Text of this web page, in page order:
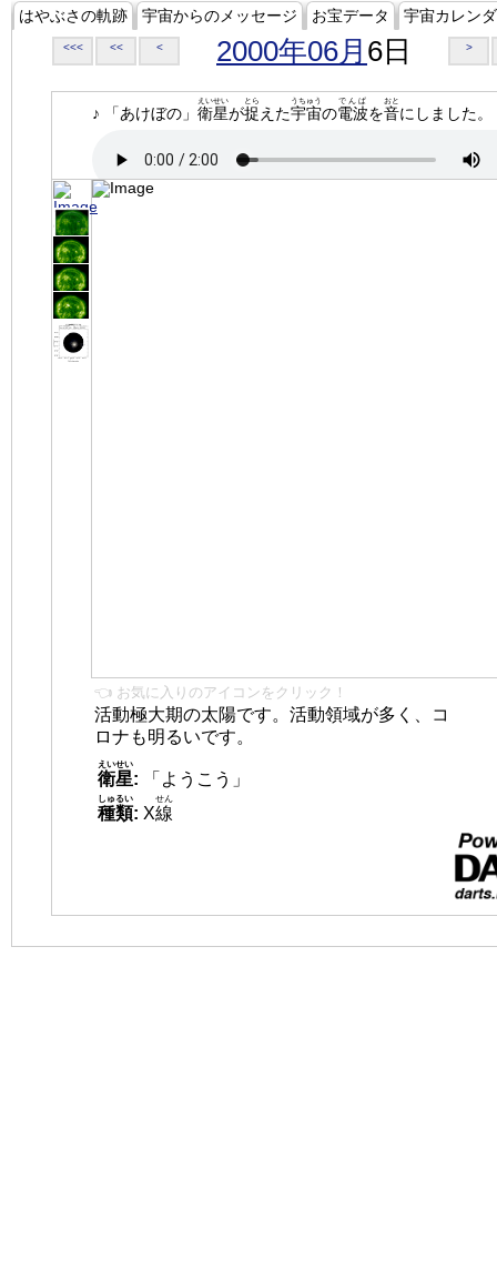
はやぶさの軌跡 宇宙からのメッセージ お宝データ 宇宙カレン
<<< << < 2000年06月 6日 >
♪ 「あけぼの」 衛星
えいせい
が捉
とら
えた宇宙
うちゅう
の電波
でんぱ
を音
おと
にしました。
👈 お気に入りのアイコンをクリック！
活動極大期の太陽です。活動領域が多く、コ
ロナも明るいです。
衛星
えいせい
:
「ようこう」
種類
しゅるい
: X線
せん